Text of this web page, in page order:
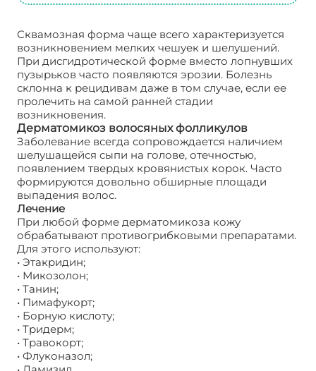
Сквамозная форма чаще всего характеризуется
возникновением мелких чешуек и шелушений.
При дисгидротической форме вместо лопнувших
пузырьков часто появляются эрозии. Болезнь
склонна к рецидивам даже в том случае, если ее
пролечить на самой ранней стадии
возникновения.
Дерматомикоз волосяных фолликулов
Заболевание всегда сопровождается наличием
шелушащейся сыпи на голове, отечностью,
появлением твердых кровянистых корок. Часто
формируются довольно обширные площади
выпадения волос.
Лечение
При любой форме дерматомикоза кожу
обрабатывают противогрибковыми препаратами.
Для этого используют:
• Этакридин;
• Микозолон;
• Танин;
• Пимафукорт;
• Борную кислоту;
• Тридерм;
• Травокорт;
• Флуконазол;